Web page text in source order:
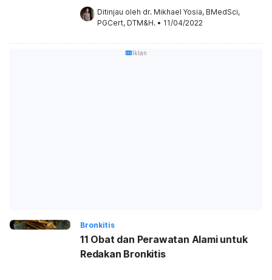
Ditinjau oleh dr. Mikhael Yosia, BMedSci,
PGCert, DTM&H. • 11/04/2022
Iklan
Bronkitis
11 Obat dan Perawatan Alami untuk
Redakan Bronkitis